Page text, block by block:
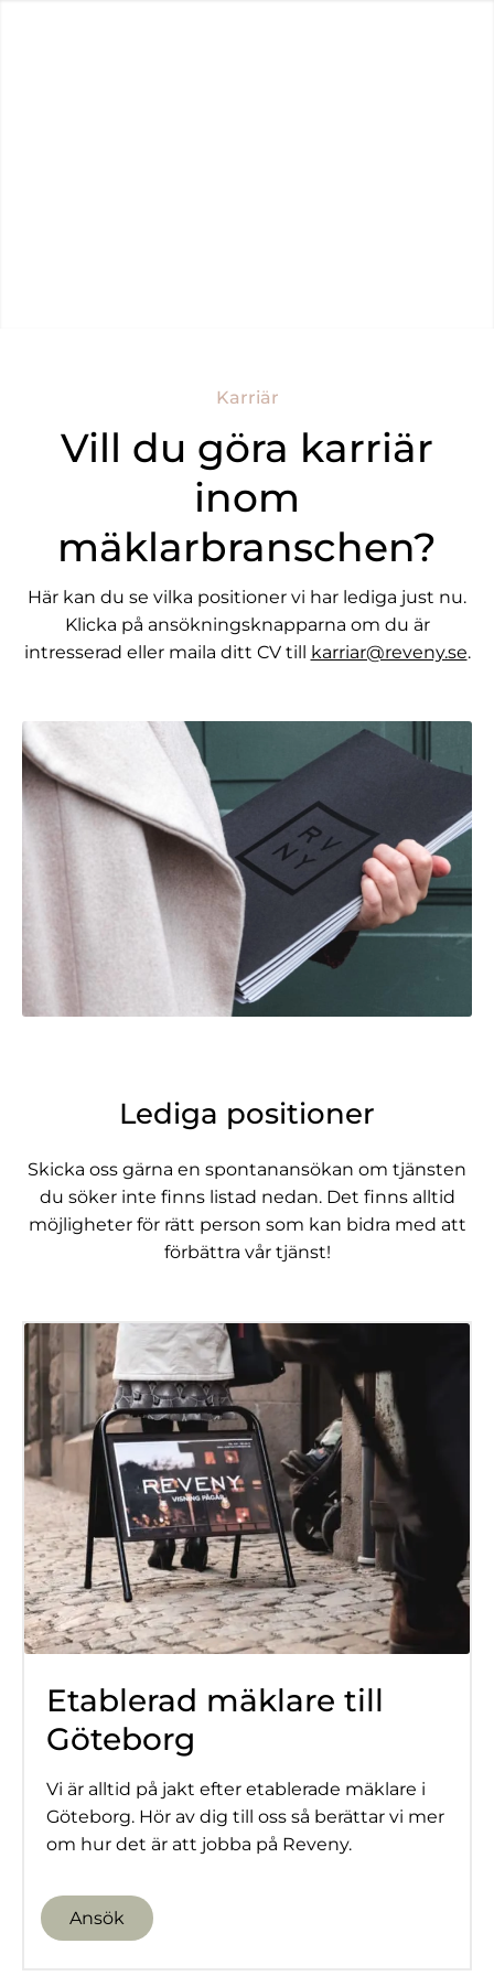
Karriär
Vill du göra karriär
inom
mäklarbranschen?
Här kan du se vilka positioner vi har lediga just nu.
Klicka på ansökningsknapparna om du är
intresserad eller maila ditt CV till
karriar@reveny.se.
Lediga positioner
Skicka oss gärna en spontanansökan om tjänsten
du söker inte finns listad nedan. Det finns alltid
möjligheter för rätt person som kan bidra med att
förbättra vår tjänst!
Etablerad mäklare till
Göteborg
Vi är alltid på jakt efter etablerade mäklare i
Göteborg. Hör av dig till oss så berättar vi mer
om hur det är att jobba på Reveny.
Ansök